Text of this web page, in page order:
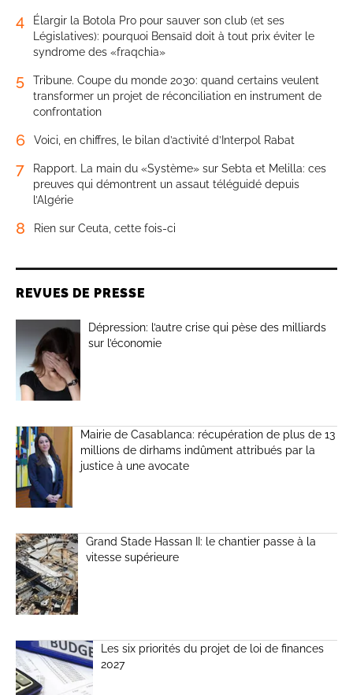
4
Élargir la Botola Pro pour sauver son club (et ses
Législatives): pourquoi Bensaïd doit à tout prix éviter le
syndrome des «fraqchia»
5
Tribune. Coupe du monde 2030: quand certains veulent
transformer un projet de réconciliation en instrument de
confrontation
6 Voici, en chiffres, le bilan d’activité d’Interpol Rabat
7
Rapport. La main du «Système» sur Sebta et Melilla: ces
preuves qui démontrent un assaut téléguidé depuis
l’Algérie
8 Rien sur Ceuta, cette fois-ci
REVUES DE PRESSE
Dépression: l’autre crise qui pèse des milliards
sur l’économie
Mairie de Casablanca: récupération de plus de 13
millions de dirhams indûment attribués par la
justice à une avocate
Grand Stade Hassan II: le chantier passe à la
vitesse supérieure
Les six priorités du projet de loi de finances
2027